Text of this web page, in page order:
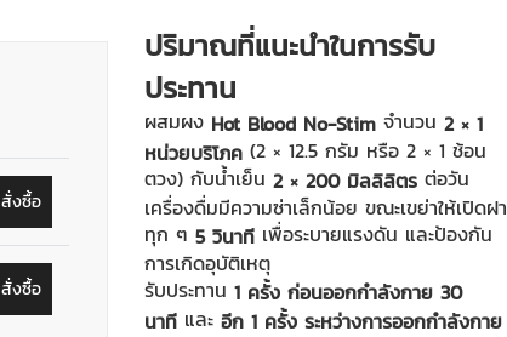
สั่งซื้อ
สั่งซื้อ
ปริมาณที่แนะนำในการรับ
ประทาน
ผสมผง Hot Blood No-Stimจำนวน 2 × 1
หน่วยบริโภค (2 × 12.5 กรัม หรือ 2 × 1 ช้อน
ตวง) กับน้ำเย็น 2 × 200 มิลลิลิตรต่อวัน
เครื่องดื่มมีความซ่าเล็กน้อย ขณะเขย่าให้เปิดฝา
ทุก ๆ 5 วินาทีเพื่อระบายแรงดัน และป้องกัน
การเกิดอุบัติเหตุ
รับประทาน 1 ครั้ง ก่อนออกกำลังกาย 30
นาที และ อีก 1 ครั้ง ระหว่างการออกกำลังกาย